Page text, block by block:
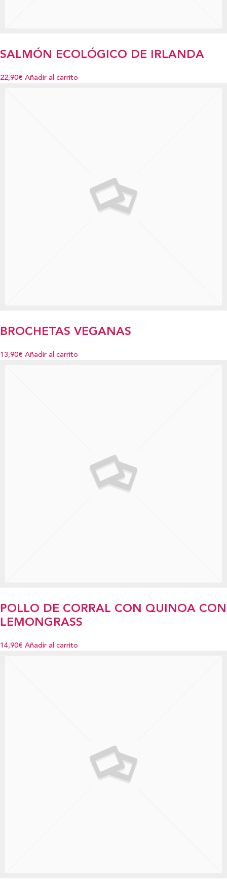
SALMÓN ECOLÓGICO DE IRLANDA
22,90€ Añadir al carrito
BROCHETAS VEGANAS
13,90€ Añadir al carrito
POLLO DE CORRAL CON QUINOA CON
LEMONGRASS
14,90€ Añadir al carrito